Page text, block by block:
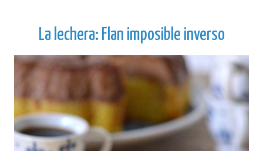
La lechera: Flan imposible inverso